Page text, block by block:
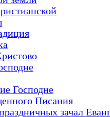
Господне
Писания
зачал